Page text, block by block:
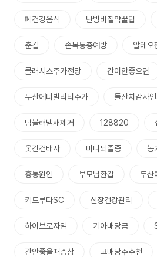
폐건강음식 난방비절약꿀팁
춘길 손목통증예방 알테오
클래시스주가전망 간이안좋으면
두산에너빌리티주가 돌잔치감사
텀블러냄새제거 128820
웃긴건배사 미니뇌졸중 농
흉통원인 부모님환갑 두산
키트루다SC 신장건강관리
하이브로자임 기아배당금
간안좋을때증상 고배당주추천